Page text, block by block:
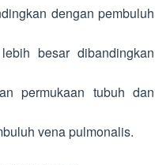
dengan pembuluh
besar dibandingkan
permukaan tubuh dan
vena pulmonalis.